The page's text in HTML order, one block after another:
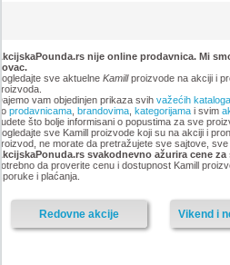
nije online prodavnica. Mi
sve aktuelne Kamillproizvode na akciji i
vam objedinjen prikaza svih važećih kataloga
prodavnicama, brandovima, kategorijamai svim
što bolje informisani o popustima za sve
sve Kamill proizvode koji su na akciji i
ne morate da pretražujete sve sajtove, sve
svakodnevno ažurira cene
da proverite cenu i dostupnost Kamill
i plaćanja.
Vikend i
Redovne akcije